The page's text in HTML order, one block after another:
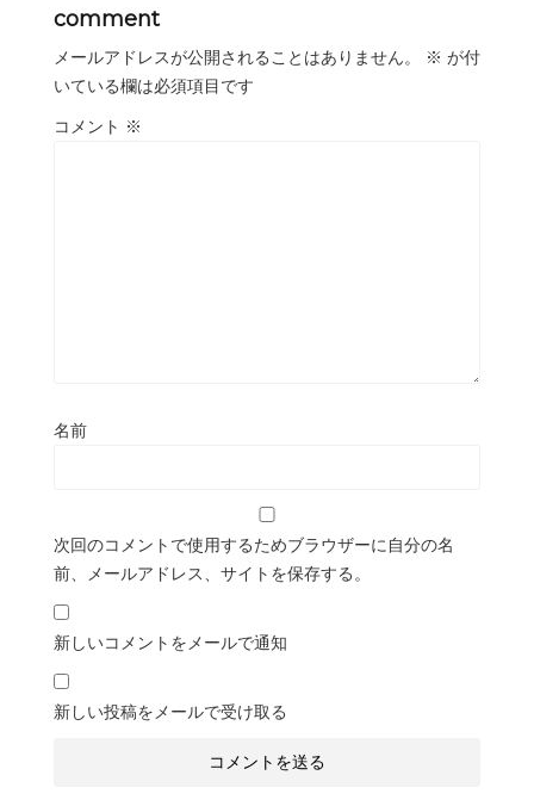
comment
メールアドレスが公開されることはありません。 ※ が付
いている欄は必須項目です
コメント ※
名前
次回のコメントで使用するためブラウザーに自分の名
前、メールアドレス、サイトを保存する。
新しいコメントをメールで通知
新しい投稿をメールで受け取る